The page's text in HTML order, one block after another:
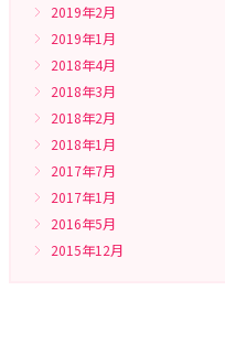
2019年2月
2019年1月
2018年4月
2018年3月
2018年2月
2018年1月
2017年7月
2017年1月
2016年5月
2015年12月